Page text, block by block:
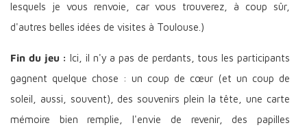
lesquels je vous renvoie, car vous trouverez, à coup sûr,
d'autres belles idées de visites à Toulouse.)
Fin du jeu : Ici, il n'y a pas de perdants, tous les participants
gagnent quelque chose : un coup de cœur (et un coup de
soleil, aussi, souvent), des souvenirs plein la tête, une carte
mémoire bien remplie, l'envie de revenir, des papilles